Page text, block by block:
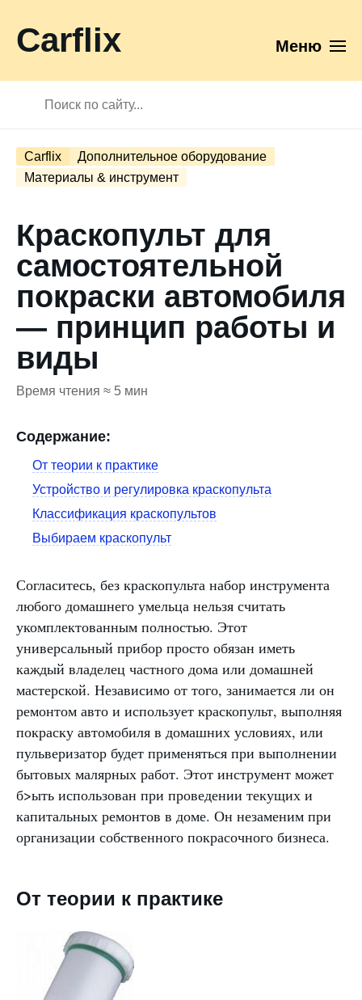
Carflix Меню
Carflix
Дополнительное оборудование
Материалы & инструмент
Краскопульт для
самостоятельной
покраски автомобиля
— принцип работы и
виды
Время чтения ≈ 5 мин
Содержание:
От теории к практике
Устройство и регулировка краскопульта
Классификация краскопультов
Выбираем краскопульт
Согласитесь, без краскопульта набор инструмента
любого домашнего умельца нельзя считать
укомплектованным полностью. Этот
универсальный прибор просто обязан иметь
каждый владелец частного дома или домашней
мастерской. Независимо от того, занимается ли он
ремонтом авто и использует краскопульт, выполняя
покраску автомобиля в домашних условиях, или
пульверизатор будет применяться при выполнении
бытовых малярных работ. Этот инструмент может
б>ыть использован при проведении текущих и
капитальных ремонтов в доме. Он незаменим при
организации собственного покрасочного бизнеса.
От теории к практике